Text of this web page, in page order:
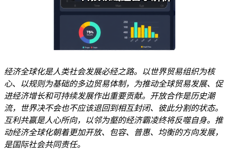
经济全球化是人类社会发展必经之路。以世界贸易组织为核
心、以规则为基础的多边贸易体制，为推动全球贸易发展、促
进经济增长和可持续发展作出重要贡献。开放合作是历史潮
流，世界决不会也不应该退回到相互封闭、彼此分割的状态。
互利共赢是人心所向，以邻为壑的经济霸凌终将反噬自身。推
动经济全球化朝着更加开放、包容、普惠、均衡的方向发展，
是国际社会共同责任。